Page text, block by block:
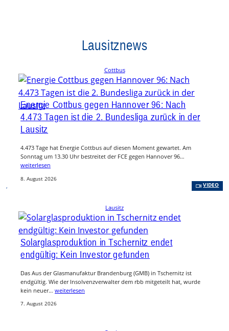
Lausitznews
Cottbus
VIDEO
Energie Cottbus gegen Hannover 96: Nach
4.473 Tagen ist die 2. Bundesliga zurück in der
Lausitz
4.473 Tage hat Energie Cottbus auf diesen Moment gewartet. Am
Sonntag um 13.30 Uhr bestreitet der FCE gegen Hannover 96…
weiterlesen
8. August 2026
Lausitz
Solarglasproduktion in Tschernitz endet
endgültig: Kein Investor gefunden
Das Aus der Glasmanufaktur Brandenburg (GMB) in Tschernitz ist
endgültig. Wie der Insolvenzverwalter dem rbb mitgeteilt hat, wurde
kein neuer… weiterlesen
7. August 2026